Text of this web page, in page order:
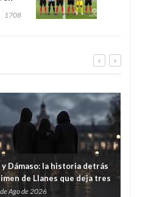
1708
y Dámaso: la historia detrás
de Llanes que deja tres
Ago de 2026